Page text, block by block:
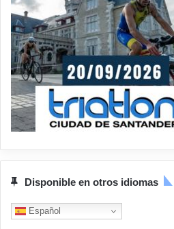
Disponible en otros idiomas
Español